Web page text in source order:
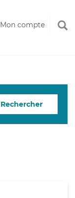
Mon compte
Rechercher